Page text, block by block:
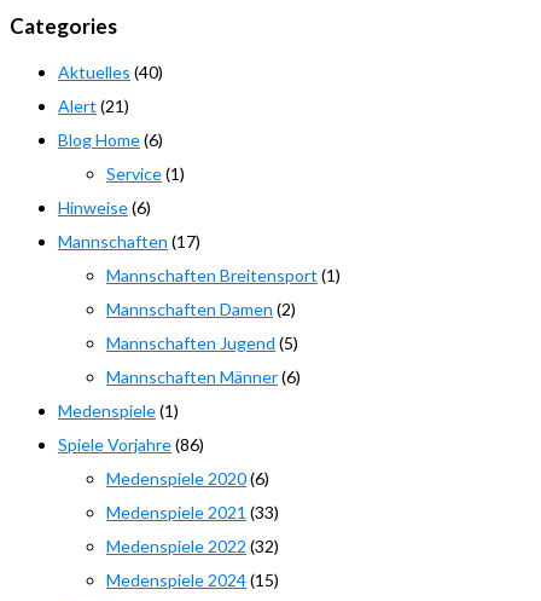
Categories
Aktuelles (40)
Alert (21)
Blog Home(6)
Service(1)
Hinweise(6)
Mannschaften (17)
Mannschaften Breitensport (1)
Mannschaften Damen (2)
Mannschaften Jugend (5)
Mannschaften Männer(6)
Medenspiele(1)
Spiele Vorjahre(86)
Medenspiele 2020(6)
Medenspiele 2021 (33)
Medenspiele 2022 (32)
Medenspiele 2024(15)